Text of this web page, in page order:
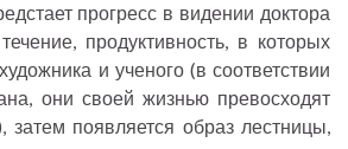
прогресс в видении доктора
продуктивность, в которых
и ученого (в соответствии
они своей жизнью превосходят
затем появляется образ лестницы,